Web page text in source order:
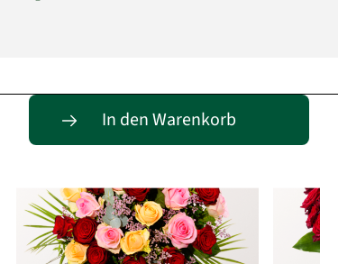
In den Warenkorb
Passende Alternativen